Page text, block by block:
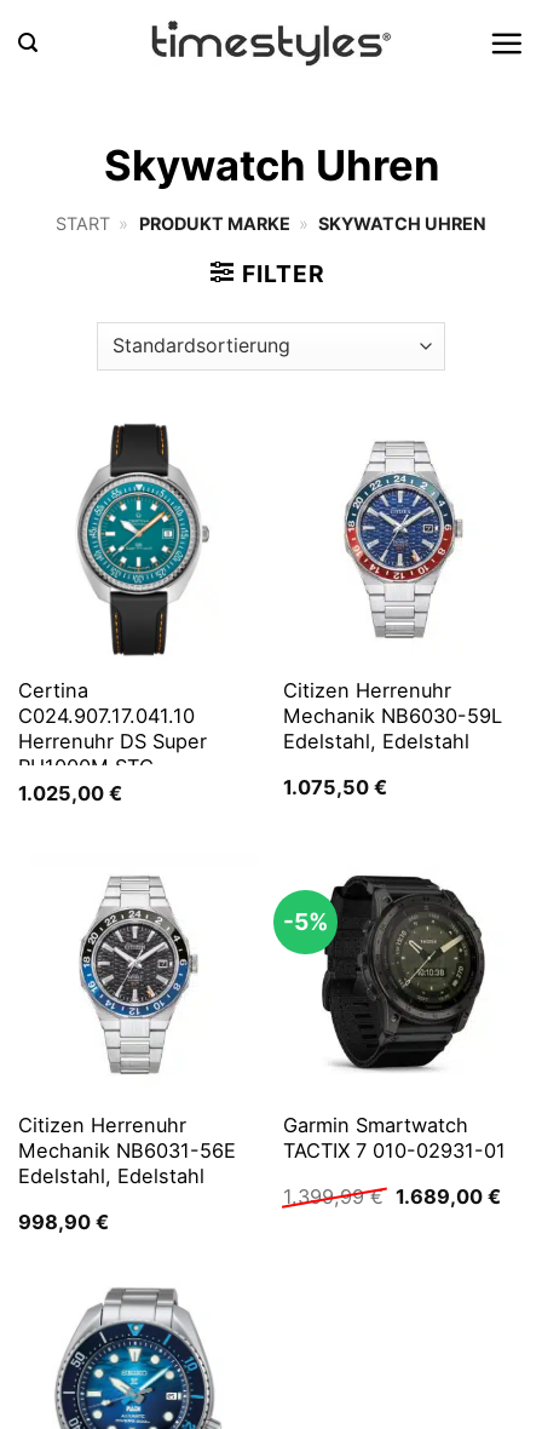
Inhalt
Skywatch Uhren
START » PRODUKT MARKE » SKYWATCH UHREN
FILTER
Certina
C024.907.17.041.10
Herrenuhr DS Super
PH1000M STC
1.025,00 €
Citizen Herrenuhr
Mechanik NB6030-59L
Edelstahl, Edelstahl
1.075,50 €
Citizen Herrenuhr
Mechanik NB6031-56E
Edelstahl, Edelstahl
998,90 €
-5%
Garmin Smartwatch
TACTIX 7 010-02931-01
1.399,99€ Ursprünglicher
1.689,00 €